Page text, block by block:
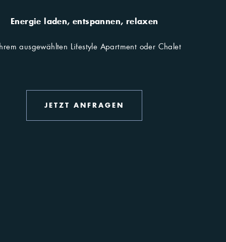
Energie laden, entspannen, relaxen
ausgewählten Lifestyle Apartment oder Chalet
JETZT ANFRAGEN
Langlaufen